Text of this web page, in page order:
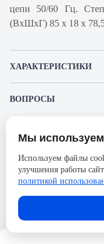
цепи 50/60 Гц.
(ВхШхГ) 85 х 18 х
ХАРАКТЕРИСТИКИ
Производитель
Серия
Номинальный ток
Напряжение, В
Количество полюсов
ВОПРОСЫ
Пожалуйста,
возможность
Представленные изображения
без предварительного
ответственности в случае не
размещённым в карточке
Мы
Используем файлы
улучшения работы
политикой